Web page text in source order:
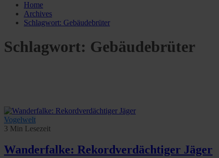
Home
Archives
Schlagwort: Gebäudebrüter
Schlagwort: Gebäudebrüter
Vogelwelt
3 Min Lesezeit
Wanderfalke: Rekordverdächtiger Jäger